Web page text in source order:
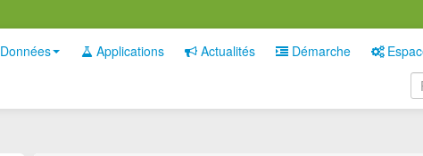
Données Applications Actualités Démarche